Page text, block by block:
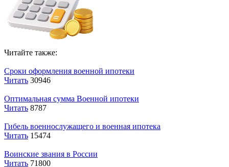
Читайте также:
Сроки оформления военной ипотеки
Читать 30946
Оптимальная сумма Военной ипотеки
Читать 8787
Гибель военнослужащего и военная ипотека
Читать 15474
Воинские звания в России
Читать 71800